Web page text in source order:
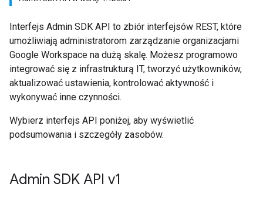
Interfejs Admin SDK API to zbiór interfejsów REST, które
umożliwiają administratorom zarządzanie organizacjami
Google Workspace na dużą skalę. Możesz programowo
integrować się z infrastrukturą IT, tworzyć użytkowników,
aktualizować ustawienia, kontrolować aktywność i
wykonywać inne czynności.
Wybierz interfejs API poniżej, aby wyświetlić
podsumowania i szczegóły zasobów.
Admin SDK API v1